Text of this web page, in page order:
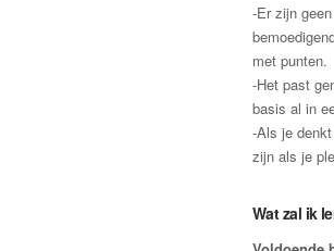
-Er zijn
met punten.
-Het past
basis al in
-Als je
zijn als je
Wat zal ik